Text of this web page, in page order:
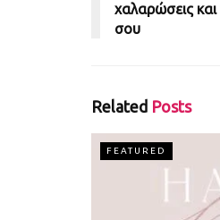
χαλαρώσεις
σου
Related Posts
FEATURED